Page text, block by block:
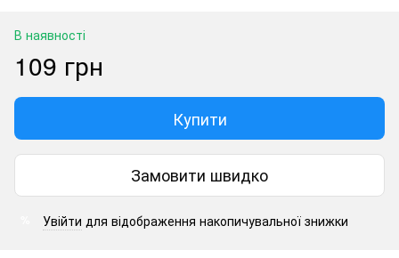
В наявності
109 грн
Купити
Замовити швидко
Увійти для відображення накопичувальної знижки